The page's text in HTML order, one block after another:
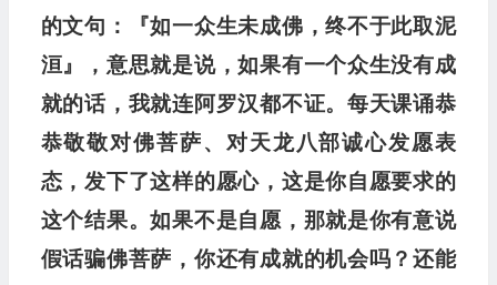
的文句 ：『如一众生未成佛，终不于此取泥
洹 』， 意思就是说，如果有一个众生没有成
就的话，我就连阿罗汉都不证。每天课诵恭
恭敬敬对佛菩萨、对天龙八部诚心发愿表
态，发下了这样的愿心，这是你自愿要求的
这个结果。如果不是自愿，那就是你有意说
假话骗佛菩萨，你还有成就的机会吗？还能